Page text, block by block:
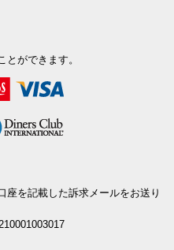
ができます。
座を記載した訴求メールをお送り